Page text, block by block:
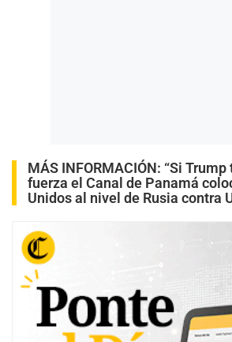
MÁS INFORMACIÓN: “Si
fuerza el Canal de Panamá
Unidos al nivel de Rusia contra